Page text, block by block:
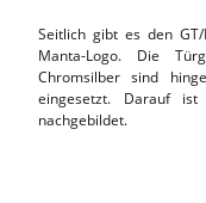
Seitlich gibt es den
Manta-Logo. Die
Chromsilber sind
eingesetzt. Darauf ist
nachgebildet.